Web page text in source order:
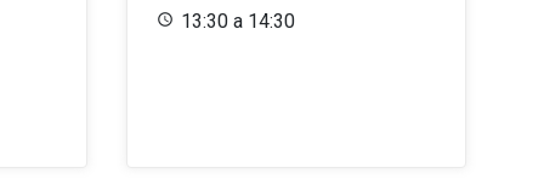
13:30 a 14:30